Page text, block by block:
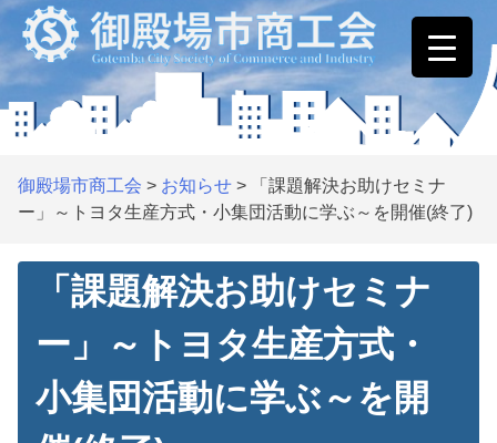
Skip
content
御殿場市商工会 > お知らせ >
「課題解決お助けセミナ
ー」～トヨタ生産方式・小集団活動に学ぶ～を開催(終了)
「課題解決お助けセミナ
ー」～トヨタ生産方式・
小集団活動に学ぶ～を開